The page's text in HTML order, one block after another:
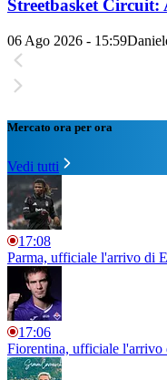
Streetbasket
06 Ago 2026 - 15:59
Mercato ora per ora
Vedi tutti
17:08
Parma, ufficiale l'arrivo di
17:06
Fiorentina, ufficiale l'arrivo